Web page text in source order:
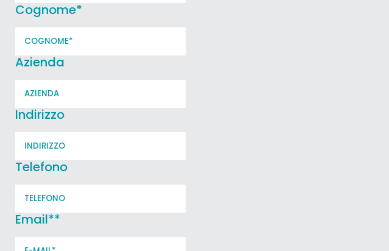
Cognome*
Azienda
Indirizzo
Telefono
Email**